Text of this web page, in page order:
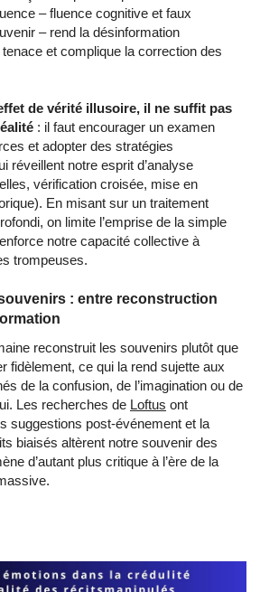
– fluence cognitive et faux
– rend la désinformation
et complique la correction des
de vérité illusoire, il ne suffit pas
: il faut encourager un examen
et adopter des stratégies
réveillent notre esprit d’analyse
vérification croisée, mise en
En misant sur un traitement
on limite l’emprise de la simple
notre capacité collective à
trompeuses.
: entre reconstruction
reconstruit les souvenirs plutôt que
fidèlement, ce qui la rend sujette aux
de la confusion, de l’imagination ou de
Les recherches de Loftus ont
suggestions post-événement et la
biaisés altèrent notre souvenir des
d’autant plus critique à l’ère de la